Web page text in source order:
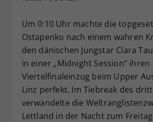
Um 0:10 Uhr machte die
Ostapenko nach einem wahren
den dänischen Jungstar Clara
in einer „Midnight Session“ ihren
Viertelfinaleinzug beim Upper
Linz perfekt. Im Tiebreak des
verwandelte die
Lettland in der Nacht zum
Zweck
Einstellungen. Unter
zufällig generierte ID,
historische
vorgenommen
Webseiten-Betreiber
hat.